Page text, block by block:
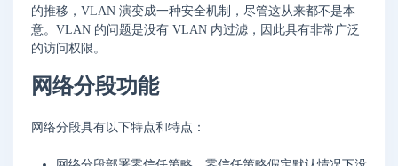
的推移，VLAN 演变成一种安全机制，尽管这从来都不是本
意。VLAN 的问题是没有 VLAN 内过滤，因此具有非常广泛
的访问权限。
网络分段功能
网络分段具有以下特点和特点：